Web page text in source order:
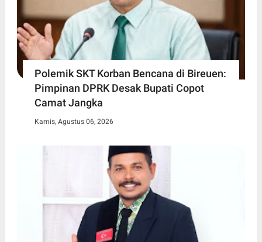
Polemik SKT Korban Bencana di Bireuen:
Pimpinan DPRK Desak Bupati Copot
Camat Jangka
Kamis, Agustus 06, 2026